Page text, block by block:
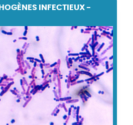
INFECTIEUX -